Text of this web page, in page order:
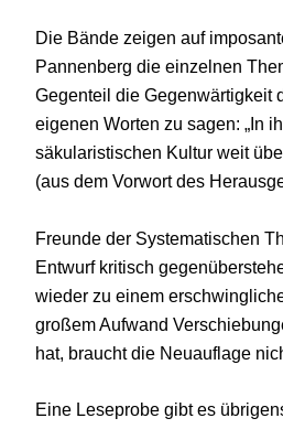
Die Bände zeigen auf
Pannenberg die einzelnen
Gegenteil die Gegenwärtigkeit
eigenen Worten zu sagen: „In
säkularistischen Kultur weit
(aus dem Vorwort des
Freunde der Systematischen
Entwurf kritisch
wieder zu einem
großem Aufwand
hat, braucht die Neuauflage
Eine Leseprobe gibt es